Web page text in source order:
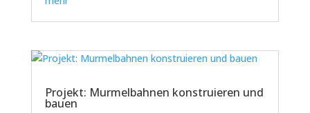
Projekt: Murmelbahnen konstruieren und
bauen